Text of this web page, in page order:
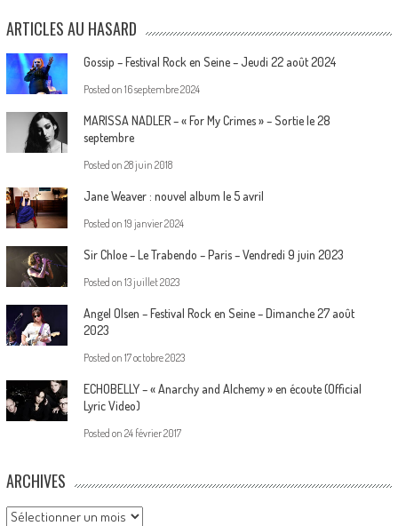
ARTICLES AU HASARD
Gossip – Festival Rock en Seine – Jeudi 22 août 2024
Posted on 16 septembre 2024
MARISSA NADLER – « For My Crimes » – Sortie le 28
septembre
Posted on 28 juin 2018
Jane Weaver : nouvel album le 5 avril
Posted on 19 janvier 2024
Sir Chloe – Le Trabendo – Paris – Vendredi 9 juin 2023
Posted on 13 juillet 2023
Angel Olsen – Festival Rock en Seine – Dimanche 27 août
2023
Posted on 17 octobre 2023
ECHOBELLY – « Anarchy and Alchemy » en écoute (Official
Lyric Video)
Posted on 24 février 2017
ARCHIVES
Archives